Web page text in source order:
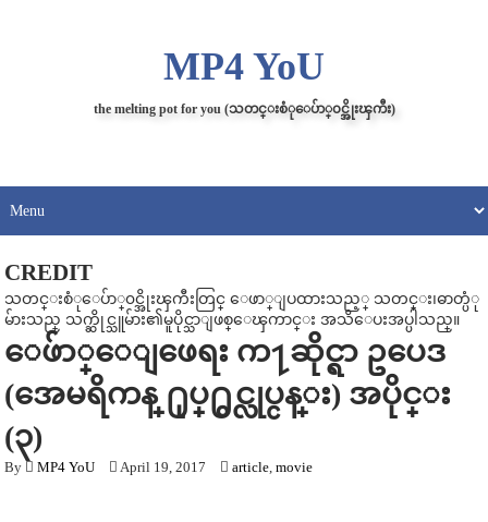
MP4 YoU
the melting pot for you (သတင္းစံုေပ်ာ္၀င္အိုးၾကီး)
CREDIT
သတင္းစံုေပ်ာ္၀င္အိုးၾကီးတြင္ ေဖာ္ျပထားသည့္ သတင္း၊ဓာတ္ပံု
မ်ားသည္ သက္ဆိုင္သူမ်ား၏မူပိုင္သာျဖစ္ေၾကာင္း အသိေပးအပ္ပါသည္။
ေဖ်ာ္ေျဖေရး က႑ဆိုင္ရာ ဥပေဒ
(အေမရိကန္ ႐ုပ္႐ွင္လုပ္ငန္း) အပိုင္း
(၃)
By MP4 YoU April 19, 2017 article,movie